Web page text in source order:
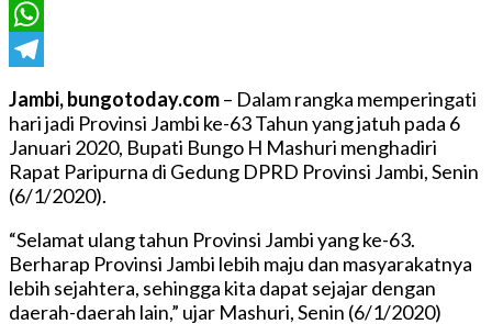
X
WhatsApp
Jambi, bungotoday.com– Dalam rangka memperingati
hari jadi Provinsi Jambi ke-63 Tahun yang jatuh pada 6
Januari 2020, Bupati Bungo H Mashuri menghadiri
Rapat Paripurna di Gedung DPRD Provinsi Jambi, Senin
(6/1/2020).
“Selamat ulang tahun Provinsi Jambi yang ke-63.
Berharap Provinsi Jambi lebih maju dan masyarakatnya
lebih sejahtera, sehingga kita dapat sejajar dengan
daerah-daerah lain,” ujar Mashuri, Senin (6/1/2020)